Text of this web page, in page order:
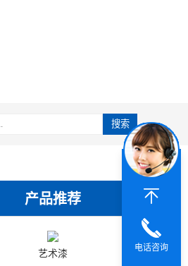
搜索
产品推荐
艺术漆 电话咨询